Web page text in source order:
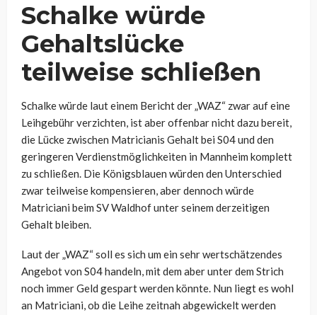
Schalke würde
Gehaltslücke
teilweise schließen
Schalke würde laut einem Bericht der „WAZ“ zwar auf eine
Leihgebühr verzichten, ist aber offenbar nicht dazu bereit,
die Lücke zwischen Matricianis Gehalt bei S04 und den
geringeren Verdienstmöglichkeiten in Mannheim komplett
zu schließen. Die Königsblauen würden den Unterschied
zwar teilweise kompensieren, aber dennoch würde
Matriciani beim SV Waldhof unter seinem derzeitigen
Gehalt bleiben.
Laut der „WAZ“ soll es sich um ein sehr wertschätzendes
Angebotvon S04 handeln, mit dem aber unter dem Strich
noch immer Geld gespart werden könnte. Nun liegt es wohl
an Matriciani, ob die Leihe zeitnah abgewickelt werden